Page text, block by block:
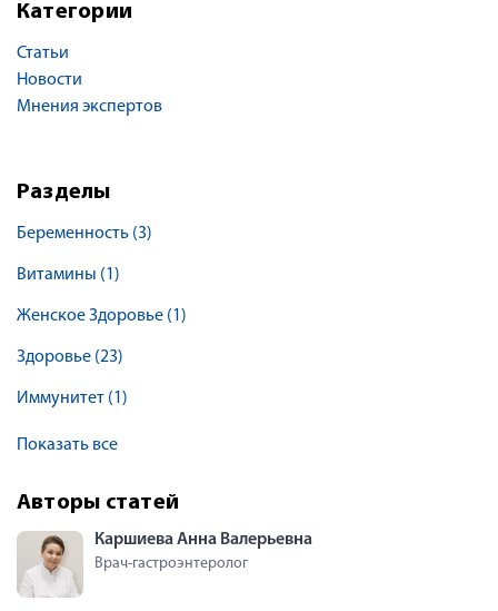
Категории
Статьи
Новости
Мнения экспертов
Разделы
Беременность (3)
Витамины (1)
Женское Здоровье (1)
Здоровье (23)
Иммунитет (1)
Показать все
Авторы статей
Каршиева Анна Валерьевна
Врач-гастроэнтеролог